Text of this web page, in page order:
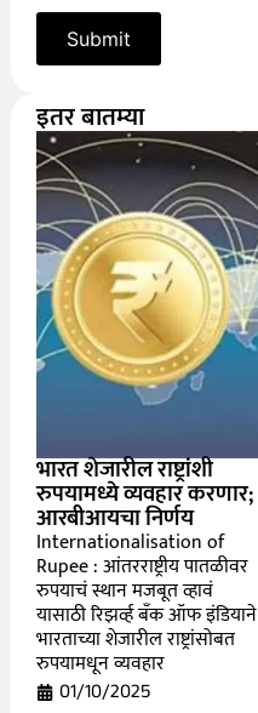
इतर बातम्या
भारत शेजारील राष्ट्रांशी
रुपयामध्ये व्यवहार करणार;
आरबीआयचा निर्णय
Internationalisation of
Rupee : आंतरराष्ट्रीय पातळीवर
रुपयाचं स्थान मजबूत व्हावं
यासाठी रिझर्व्ह बँक ऑफ इंडियाने
भारताच्या शेजारील राष्ट्रांसोबत
रुपयामधून व्यवहार
01/10/2025